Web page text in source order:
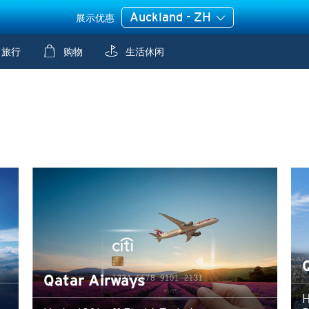
展示优惠 Auckland - ZH
行 购物 生活休闲
Qatar Airways